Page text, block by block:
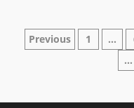
articoli
Previous 1 …
…